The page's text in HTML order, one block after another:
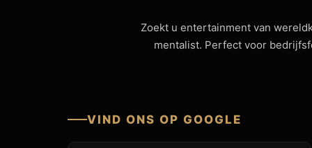
Zoekt u entertainment van
mentalist. Perfect voor
VIND ONS OP GOOGLE